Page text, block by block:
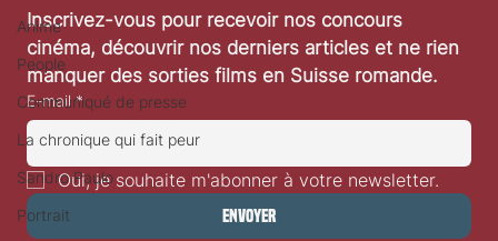
Anime
People
Communiqué de presse
La chronique qui fait peur
Sandro Paulo
Portrait
Inscrivez-vous pour recevoir nos concours
cinéma, découvrir nos derniers articles et ne rien
manquer des sorties films en Suisse romande.
E-mail *
Oui, je souhaite m'abonner à votre newsletter.
Envoyer